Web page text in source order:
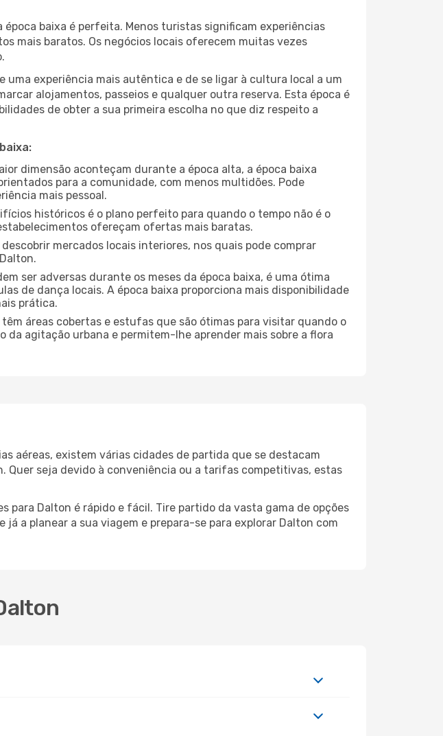
baixa é perfeita. Menos turistas significam experiências
mais baratos. Os negócios locais oferecem muitas vezes
experiência mais autêntica e de se ligar à cultura local a um
alojamentos, passeios e qualquer outra reserva. Esta época é
de obter a sua primeira escolha no que diz respeito a
dimensão aconteçam durante a época alta, a época baixa
para a comunidade, com menos multidões. Pode
mais pessoal.
históricos é o plano perfeito para quando o tempo não é o
ofereçam ofertas mais baratas.
mercados locais interiores, nos quais pode comprar
ser adversas durante os meses da época baixa, é uma ótima
de dança locais. A época baixa proporciona mais disponibilidade
prática.
áreas cobertas e estufas que são ótimas para visitar quando o
agitação urbana e permitem-lhe aprender mais sobre a flora
aéreas, existem várias cidades de partida que se destacam
Quer seja devido à conveniência ou a tarifas competitivas, estas
para Dalton é rápido e fácil. Tire partido da vasta gama de opções
a planear a sua viagem e prepara-se para explorar Dalton com